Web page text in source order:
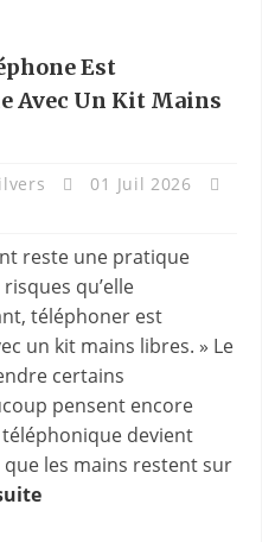
Est
Avec Un Kit Mains
01 Juil 2026
reste une pratique
qu’elle
téléphoner est
un kit mains libres. » Le
certains
pensent encore
devient
les mains restent sur